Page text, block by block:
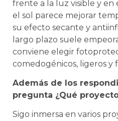
frente a la luz visible y en
el sol parece mejorar
su efecto secante y
largo plazo suele
conviene elegir
comedogénicos, ligeros y
Además de los
pregunta ¿Qué
Sigo inmersa en varios